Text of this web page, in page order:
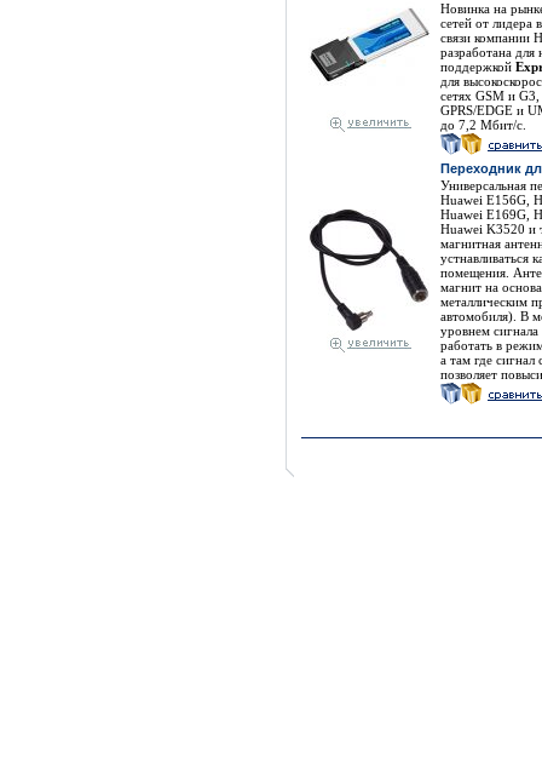
Новинка на
сетей от лидера
связи компании
разработана
поддержкой
для
сетях GSM и
GPRS/EDGE и
до 7,2 Мбит/с.
Переходник
Универсальная
Huawei E156G,
Huawei E169G,
Huawei K3520 и
магнитная
устнавливаться
помещения.
магнит на
металлическим
автомобиля). В
уровнем сигнала
работать в
а там где сигнал
позволяет